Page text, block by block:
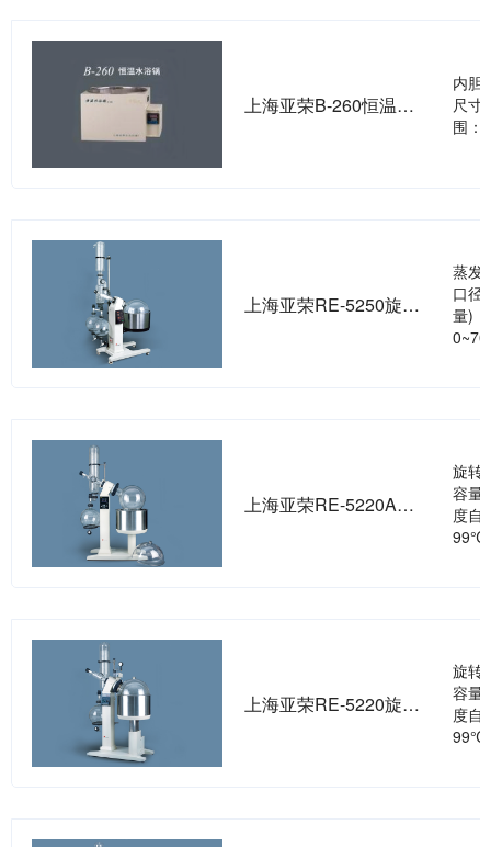
上海亚荣B-260恒温水浴锅
内胆
尺寸
围：
上海亚荣RE-5250旋转蒸发器
蒸发
口径
量)
上海亚荣RE-5220A旋转蒸发器
旋转
容量
度自
上海亚荣RE-5220旋转蒸发器
旋转
容量
度自